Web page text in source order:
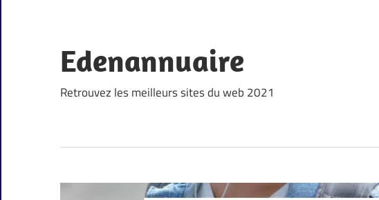
content
Edenannuaire
Retrouvez les meilleurs sites du web 2021